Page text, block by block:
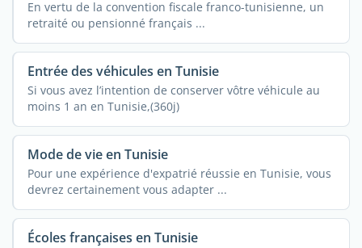
En vertu de la convention fiscale franco-tunisienne, un
retraité ou pensionné français ...
Entrée des véhicules en Tunisie
Si vous avez l’intention de conserver vôtre véhicule au
moins 1 an en Tunisie,(360j)
Mode de vie en Tunisie
Pour une expérience d'expatrié réussie en Tunisie, vous
devrez certainement vous adapter ...
Écoles françaises en Tunisie